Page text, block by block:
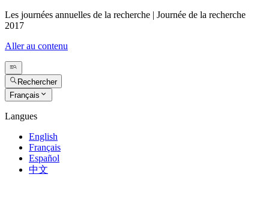
Les journées annuelles de la recherche | Journée de la recherche
2017
Aller au contenu
Rechercher
Français
Langues
English
Français
Español
中文